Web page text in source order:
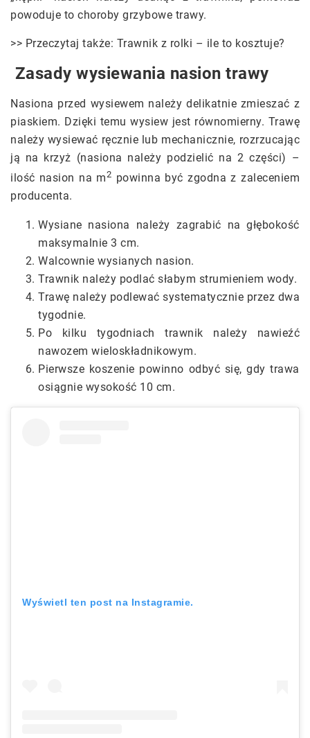
powoduje to choroby grzybowe trawy.
>> Przeczytaj także: Trawnik z rolki – ile to kosztuje?
Zasady wysiewania nasion trawy
Nasiona przed wysiewem należy delikatnie zmieszać z
piaskiem. Dzięki temu wysiew jest równomierny. Trawę
należy wysiewać ręcznie lub mechanicznie, rozrzucając
ją na krzyż (nasiona należy podzielić na 2 części) –
ilość nasion na m2 powinna być zgodna z zaleceniem
producenta.
Wysiane nasiona należy zagrabić na głębokość
maksymalnie 3 cm.
Walcownie wysianych nasion.
Trawnik należy podlać słabym strumieniem wody.
Trawę należy podlewać systematycznie przez dwa
tygodnie.
Po kilku tygodniach trawnik należy nawieźć
nawozem wieloskładnikowym.
Pierwsze koszenie powinno odbyć się, gdy trawa
osiągnie wysokość 10 cm.
Wyświetl ten post na Instagramie.